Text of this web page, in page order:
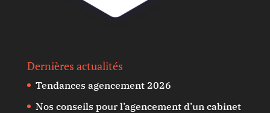
Dernières actualités
Tendances agencement 2026
Nos conseils pour l’agencement d’un cabinet